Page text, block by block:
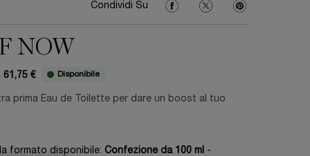
Condividi Su Condividi Su Facebook
Condividi Su Twitter
Condividi Su
NOW
61,75 € Disponibile
prima Eau de Toilette per dare un boost al tuo
formato disponibile: Confezione da 100 ml -